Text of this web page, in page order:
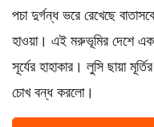
পচা দুর্গন্ধ ভরে রেখেছে
হাওয়া। এই মরুভূমির দেশে এক
সূর্যের হাহাকার। লুসি ছায়া
চোখ বন্ধ করলো।